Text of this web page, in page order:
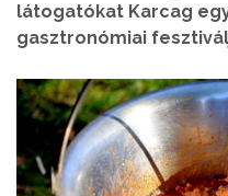
látogatókat Karcag
gasztronómiai